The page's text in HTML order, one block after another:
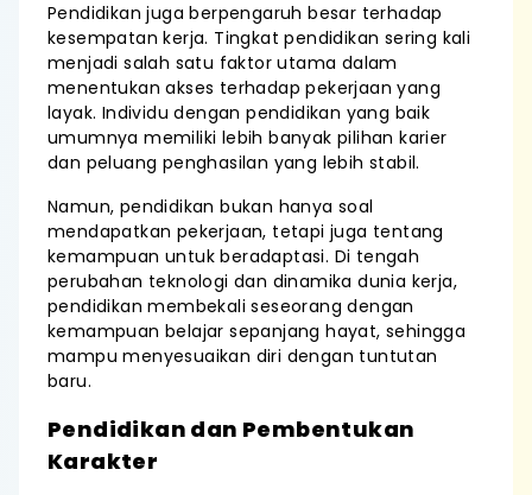
Pendidikan juga berpengaruh besar terhadap
kesempatan kerja. Tingkat pendidikan sering kali
menjadi salah satu faktor utama dalam
menentukan akses terhadap pekerjaan yang
layak. Individu dengan pendidikan yang baik
umumnya memiliki lebih banyak pilihan karier
dan peluang penghasilan yang lebih stabil.
Namun, pendidikan bukan hanya soal
mendapatkan pekerjaan, tetapi juga tentang
kemampuan untuk beradaptasi. Di tengah
perubahan teknologi dan dinamika dunia kerja,
pendidikan membekali seseorang dengan
kemampuan belajar sepanjang hayat, sehingga
mampu menyesuaikan diri dengan tuntutan
baru.
Pendidikan dan Pembentukan
Karakter